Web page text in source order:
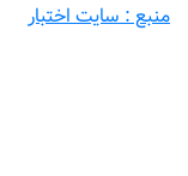
منبع : سایت اختبار